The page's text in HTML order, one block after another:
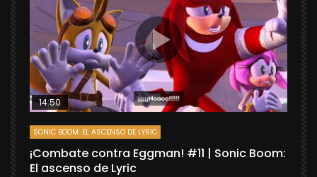
14:50
SONIC BOOM: EL ASCENSO DE LYRIC
¡Combate contra Eggman! #11 | Sonic Boom:
El ascenso de Lyric